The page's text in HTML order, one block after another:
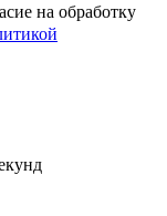
на обработку